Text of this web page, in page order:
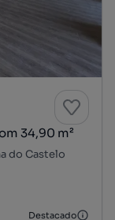
34,90 m²
do Castelo
Destacado